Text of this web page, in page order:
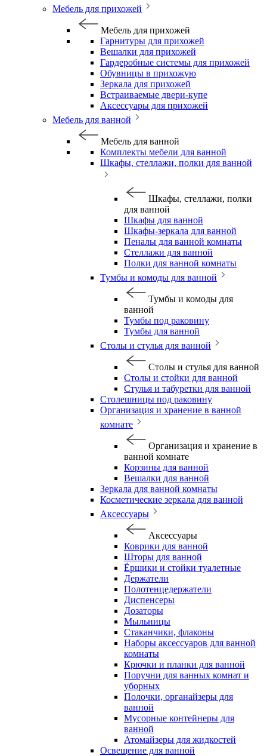
Мебель для прихожей
Мебель для прихожей
Гарнитуры для прихожей
Вешалки для прихожей
Гардеробные системы для прихожей
Обувницы в прихожую
Зеркала для прихожей
Встраиваемые двери-купе
Аксессуары для прихожей
Мебель для ванной
Мебель для ванной
Комплекты мебели для ванной
Шкафы, стеллажи, полки для ванной
Шкафы, стеллажи, полки
для ванной
Шкафы для ванной
Шкафы-зеркала для ванной
Пеналы для ванной комнаты
Стеллажи для ванной
Полки для ванной комнаты
Тумбы и комоды для ванной
Тумбы и комоды для
ванной
Тумбы под раковину
Тумбы для ванной
Столы и стулья для ванной
Столы и стулья для ванной
Столы и стойки для ванной
Стулья и табуретки для ванной
Столешницы под раковину
Организация и хранение в ванной
комнате
Организация и хранение в
ванной комнате
Корзины для ванной
Вешалки для ванной
Зеркала для ванной комнаты
Косметические зеркала для ванной
Аксессуары
Аксессуары
Коврики для ванной
Шторы для ванной
Ёршики и стойки туалетные
Держатели
Полотенцедержатели
Диспенсеры
Дозаторы
Мыльницы
Стаканчики, флаконы
Наборы аксессуаров для ванной
комнаты
Крючки и планки для ванной
Поручни для ванных комнат и
уборных
Полочки, органайзеры для
ванной
Мусорные контейнеры для
ванной
Атомайзеры для жидкостей
Освещение для ванной